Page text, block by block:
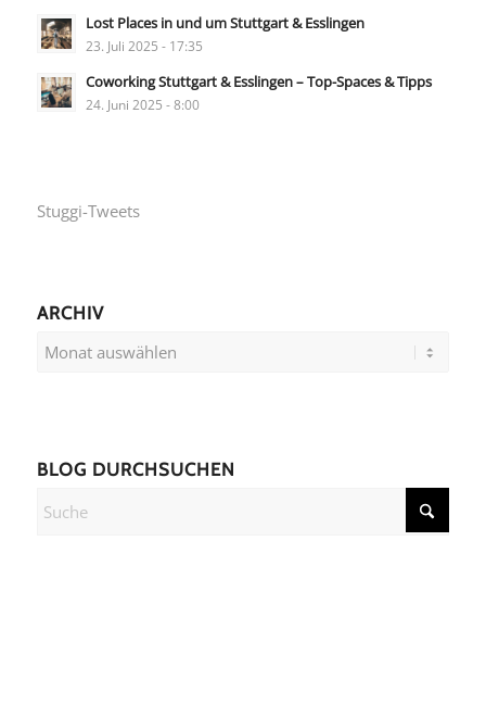
Lost Places in und um Stuttgart & Esslingen
23. Juli 2025 - 17:35
Coworking Stuttgart & Esslingen – Top-Spaces & Tipps
24. Juni 2025 - 8:00
Stuggi-Tweets
ARCHIV
BLOG DURCHSUCHEN